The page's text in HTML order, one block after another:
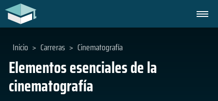
Elementos esenciales de la
cinematografía
Inicio > Carreras > Cinematografía